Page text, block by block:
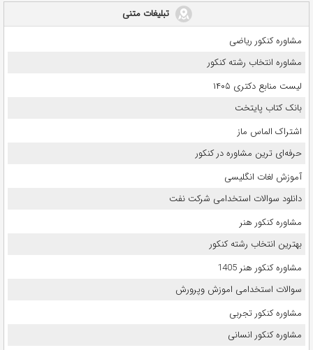
تبلیغات متنی
مشاوره کنکور ریاضی
مشاوره انتخاب رشته کنکور
لیست منابع دکتری ۱۴۰۵
بانک کتاب پایتخت
اشتراک الماس ماز
حرفه‌ای ترین مشاوره در کنکور
آموزش لغات انگلیسی
دانلود سوالات استخدامی شرکت نفت
مشاوره کنکور هنر
بهترین انتخاب رشته کنکور
مشاوره کنکور هنر 1405
سوالات استخدامی اموزش وپرورش
مشاوره کنکور تجربی
مشاوره کنکور انسانی